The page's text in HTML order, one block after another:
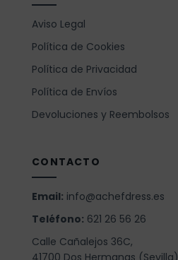
Aviso Legal
Política de Cookies
Política de Privacidad
Política de Envíos
Devoluciones y Reembolsos
CONTACTO
Email: info@achefdress.es
Teléfono: 621 26 56 26
Calle Cañalejos 36C,